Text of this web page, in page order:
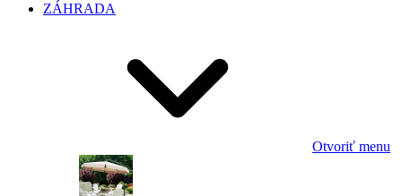
ZÁHRADA
Otvoriť menu